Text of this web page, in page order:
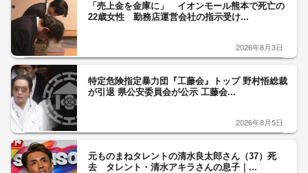
「売上金を金庫に」 イオンモール熊本で死亡の
22歳女性 勤務店運営会社の指示受け...
2026年8月3日
特定危険指定暴力団『工藤会』トップ 野村悟総裁
が引退 県公安委員会が公示 工藤会...
2026年8月5日
元ものまねタレントの清水良太郎さん（37）死
去 タレント・清水アキラさんの息子｜...